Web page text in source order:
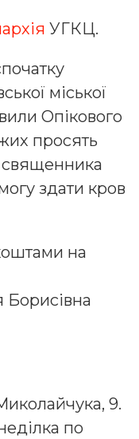
УГКЦ.
міської
Опікового
просять
священника
здати кров
на
Борисівна
9.
по